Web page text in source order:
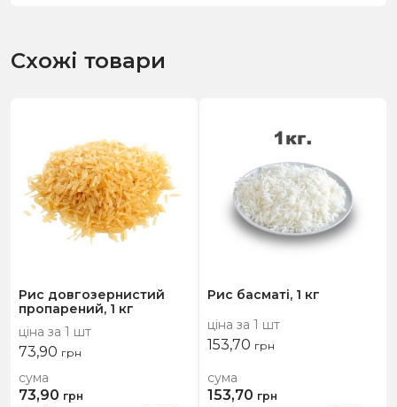
Схожі товари
Рис довгозернистий
пропарений, 1 кг
ціна за 1 шт
73,90 грн
сума
73,90 грн
Рис басматі, 1 кг
ціна за 1 шт
153,70 грн
сума
153,70 грн